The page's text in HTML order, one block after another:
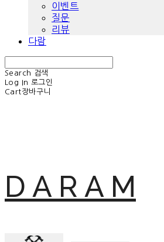
이벤트
질문
리뷰
다람
Search
검색
Log In
로그인
Cart장바구니
D A R A M